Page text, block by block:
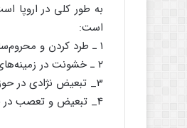
به طور کلی در اروپا
است:
۱ ـ طرد کردن و محروم‌سازی در حوزه‌های: استخدامی، برخورد‌های سیاستمداران و دولت، برخورد‌های مدیران و مسئولان.
۲ ـ خشونت در زمینه‌های: برخوردهای توهین‌آمیز فیزیکی، تخریب دارایی‌ها، توهین کلامی و زبانی.
3_ تبعیض نژادی در حوزه‌های: استخدام، خدمات عمومی، آموزش و پرورش، خدمات بهداشتی.
4_ تبعیض و تعصب در حوزه‌های: رسانه‌ها، در مکالمات روزمره.